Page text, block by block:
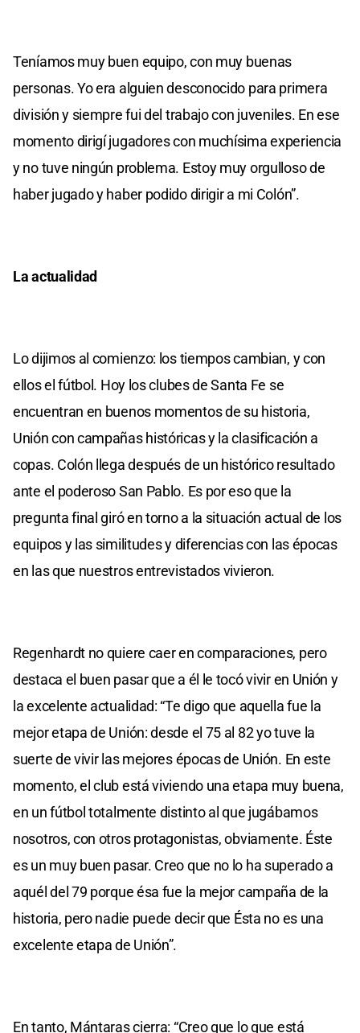
Teníamos muy buen equipo, con muy buenas
personas. Yo era alguien desconocido para primera
división y siempre fui del trabajo con juveniles. En ese
momento dirigí jugadores con muchísima experiencia
y no tuve ningún problema. Estoy muy orgulloso de
haber jugado y haber podido dirigir a mi Colón”.
La actualidad
Lo dijimos al comienzo: los tiempos cambian, y con
ellos el fútbol. Hoy los clubes de Santa Fe se
encuentran en buenos momentos de su historia,
Unión con campañas históricas y la clasificación a
copas. Colón llega después de un histórico resultado
ante el poderoso San Pablo. Es por eso que la
pregunta final giró en torno a la situación actual de los
equipos y las similitudes y diferencias con las épocas
en las que nuestros entrevistados vivieron.
Regenhardt no quiere caer en comparaciones, pero
destaca el buen pasar que a él le tocó vivir en Unión y
la excelente actualidad: “Te digo que aquella fue la
mejor etapa de Unión: desde el 75 al 82 yo tuve la
suerte de vivir las mejores épocas de Unión. En este
momento, el club está viviendo una etapa muy buena,
en un fútbol totalmente distinto al que jugábamos
nosotros, con otros protagonistas, obviamente. Éste
es un muy buen pasar. Creo que no lo ha superado a
aquél del 79 porque ésa fue la mejor campaña de la
historia, pero nadie puede decir que Ésta no es una
excelente etapa de Unión”.
En tanto, Mántaras cierra: “Creo que lo que está